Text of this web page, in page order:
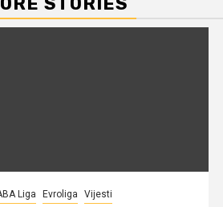
Liga Evroliga Vijesti